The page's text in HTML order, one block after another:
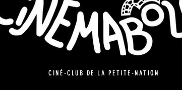
CINÉ-CLUB DE LA PETITE-NATION